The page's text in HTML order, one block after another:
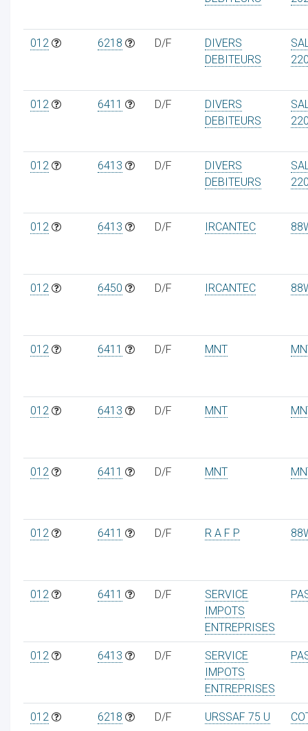
012 6218 D/F
DIVERS
DEBITEURS
012 6411 D/F
DIVERS
DEBITEURS
012 6413 D/F
DIVERS
DEBITEURS
012 6413 D/F IRCANTEC
012 6450 D/F IRCANTEC
012 6411 D/F MNT
012 6413 D/F MNT
012 6411 D/F MNT
012 6411 D/F R A F P
012 6411 D/F
SERVICE
IMPOTS
ENTREPRISES
012 6413 D/F
SERVICE
IMPOTS
ENTREPRISES
012 6218 D/F URSSAF 75 U